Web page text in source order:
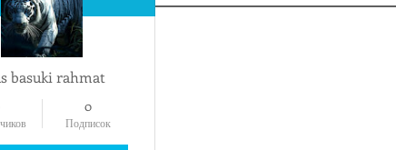
basuki rahmat
0
Подписок
действия